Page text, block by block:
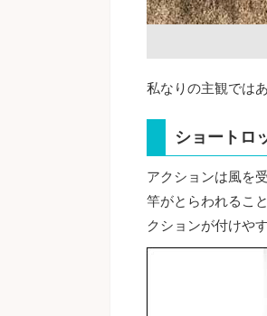
私なりの主観では
ショートロ
アクションは風を
竿がとらわれるこ
クションが付けや